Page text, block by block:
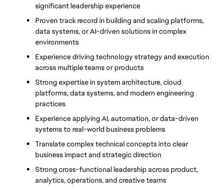
significant leadership experience
Proven track record in building and scaling platforms,
data systems, or AI-driven solutions in complex
environments
Experience driving technology strategy and execution
across multiple teams or products
Strong expertise in system architecture, cloud
platforms, data systems, and modern engineering
practices
Experience applying AI, automation, or data-driven
systems to real-world business problems
Translate complex technical concepts into clear
business impact and strategic direction
Strong cross-functional leadership across product,
analytics, operations, and creative teams